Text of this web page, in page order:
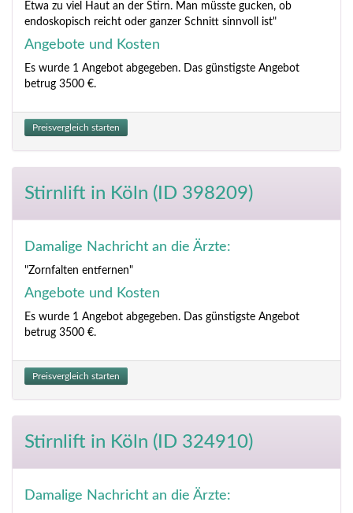
Etwa zu viel Haut an der Stirn. Man müsste gucken, ob
endoskopisch reicht oder ganzer Schnitt sinnvoll ist"
Angebote und Kosten
Es wurde 1 Angebot abgegeben. Das günstigste Angebot
betrug 3500 €.
Preisvergleich starten
Stirnlift in Köln (ID 398209)
Damalige Nachricht an die Ärzte:
"Zornfalten entfernen"
Angebote und Kosten
Es wurde 1 Angebot abgegeben. Das günstigste Angebot
betrug 3500 €.
Preisvergleich starten
Stirnlift in Köln (ID 324910)
Damalige Nachricht an die Ärzte: